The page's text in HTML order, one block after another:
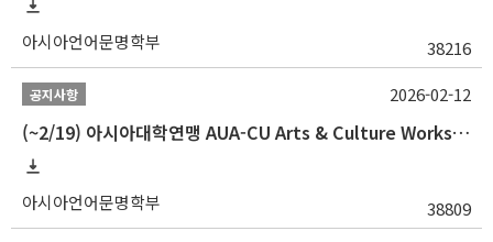
아시아언어문명학부 38216
공지사항
(~2/19) 아시아대학연맹 AUA-CU Arts & Culture Workshop Camp 2026 참가자 선발 안내
아시아언어문명학부 38809
2026-02-12